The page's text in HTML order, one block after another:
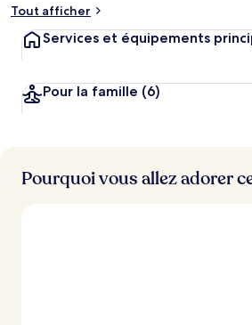
Tout afficher
Services et équipements
Pour la famille (6)
Pourquoi vous allez adorer